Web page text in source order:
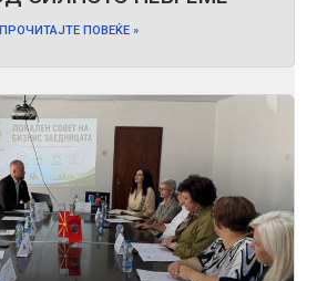
ПРОЧИТАЈТЕ ПОВЕЌЕ »